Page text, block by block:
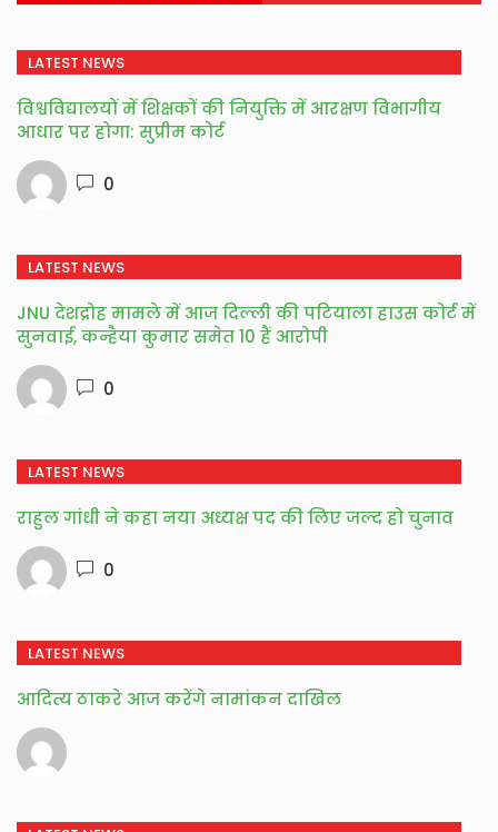
LATEST NEWS
विश्वविद्यालयों में शिक्षकों की नियुक्ति में आरक्षण विभागीय
आधार पर होगा: सुप्रीम कोर्ट
0
LATEST NEWS
JNU देशद्रोह मामले में आज दिल्ली की पटियाला हाउस कोर्ट में
सुनवाई, कन्हैया कुमार समेत 10 हैं आरोपी
0
LATEST NEWS
राहुल गांधी ने कहा नया अध्यक्ष पद की लिए जल्द हो चुनाव
0
LATEST NEWS
आदित्य ठाकरे आज करेंगे नामांकन दाखिल